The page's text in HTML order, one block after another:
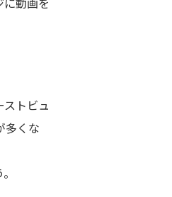
トビュ
多くな